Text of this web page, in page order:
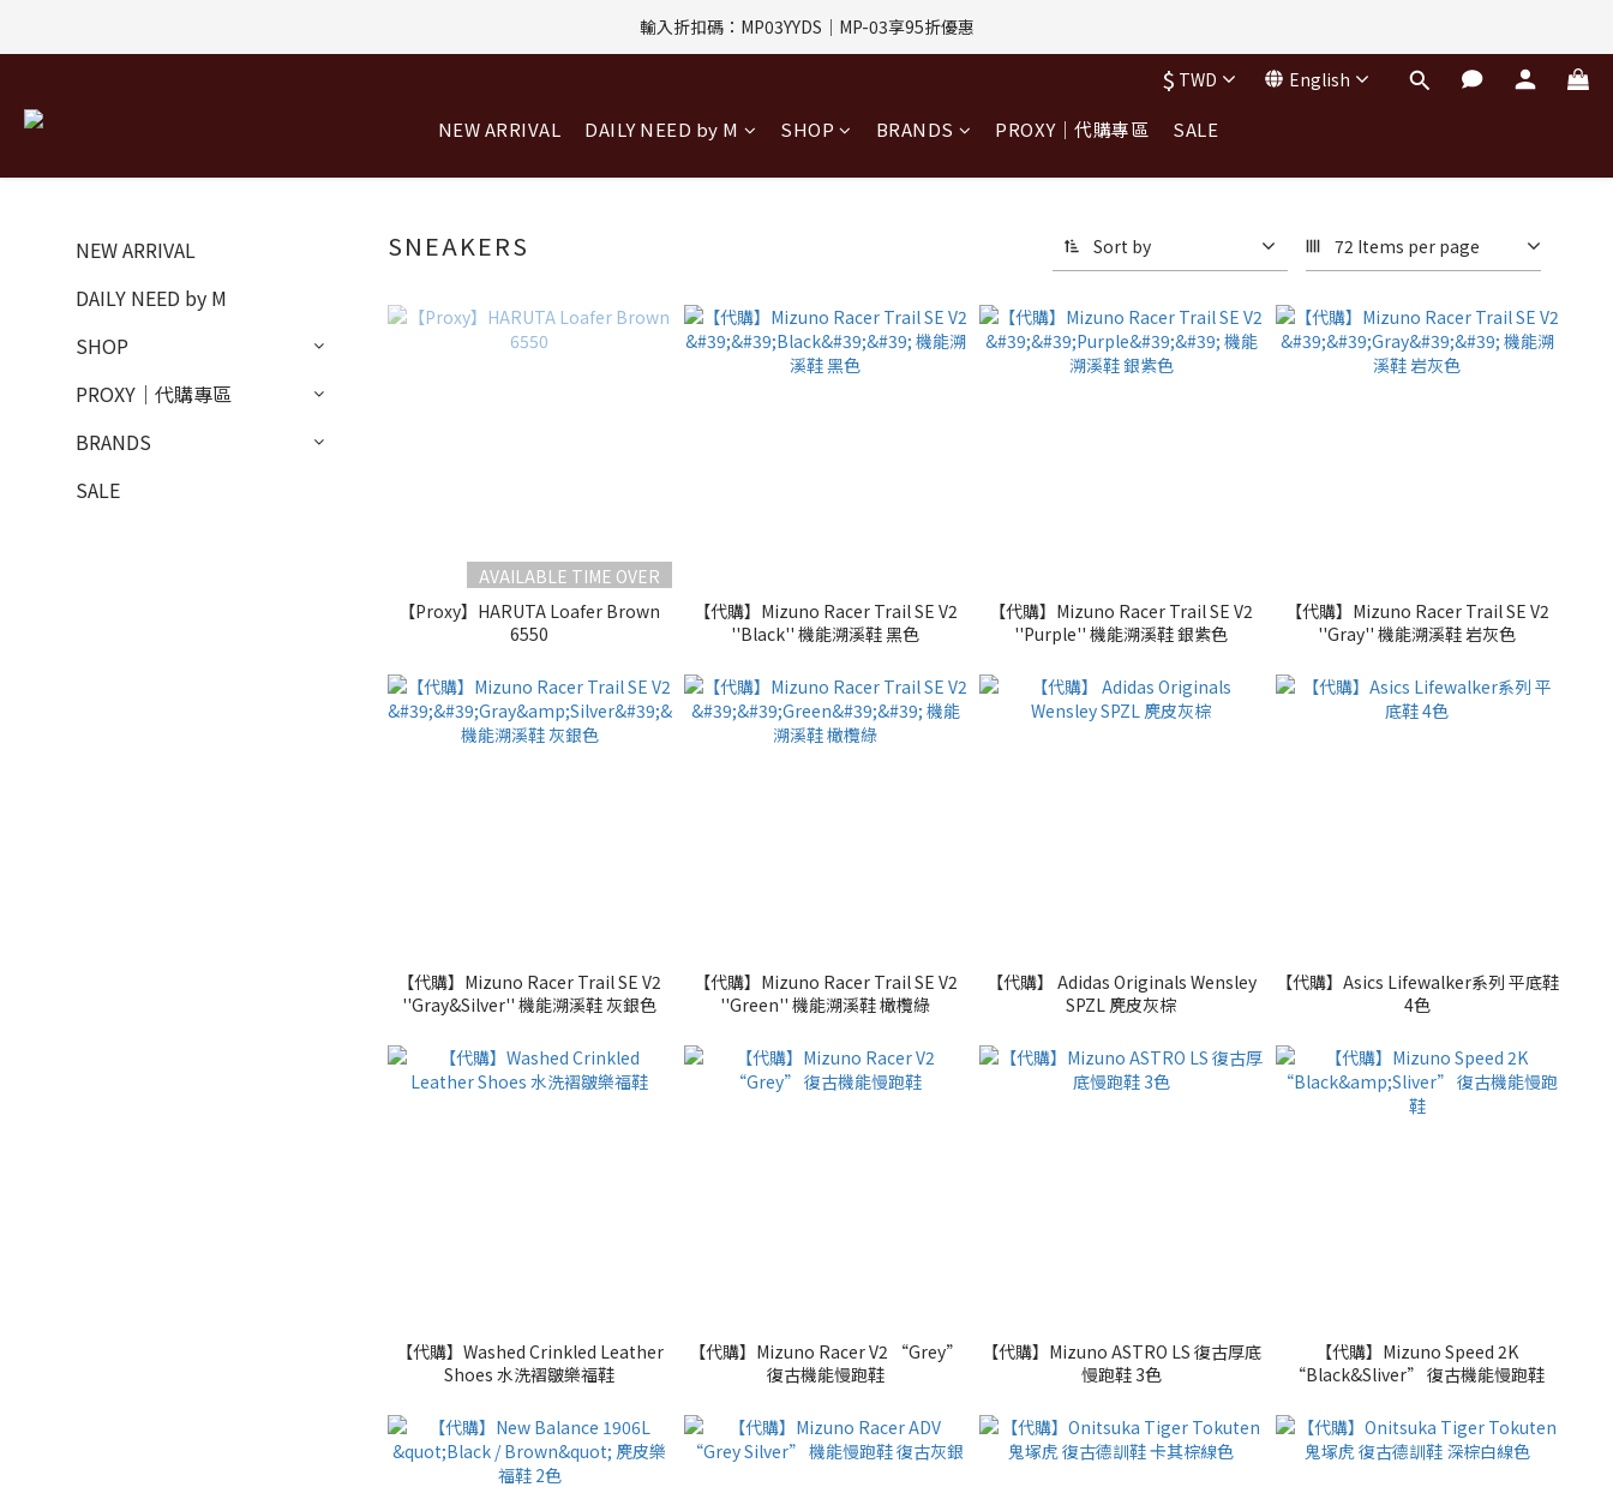
評價回饋｜訂單完成後7天內填寫5字以上評價，即可獲得$30購物金
輸入折扣碼：MP03YYDS｜MP-03享95折優惠
評價回饋｜訂單完成後7天內填寫5字以上評價，即可獲得$30購物金
$ TWD English
NEW ARRIVAL DAILY NEED by M SHOP BRANDS PROXY｜代購專區 SALE
NEW ARRIVAL
DAILY NEED by M
SHOP
PROXY｜代購專區
BRANDS
SALE
SNEAKERS Sort by 72 Items per page
AVAILABLE TIME OVER
【Proxy】HARUTA Loafer Brown
6550
【代購】Mizuno Racer Trail SE V2
''Black'' 機能溯溪鞋 黑色
【代購】Mizuno Racer Trail SE V2
''Purple'' 機能溯溪鞋 銀紫色
【代購】Mizuno Racer Trail SE V2
''Gray'' 機能溯溪鞋 岩灰色
【代購】Mizuno Racer Trail SE V2
''Gray&Silver'' 機能溯溪鞋 灰銀色
【代購】Mizuno Racer Trail SE V2
''Green'' 機能溯溪鞋 橄欖綠
【代購】 Adidas Originals Wensley
SPZL 麂皮灰棕
【代購】Asics Lifewalker系列 平底鞋
4色
【代購】Washed Crinkled Leather
Shoes 水洗褶皺樂福鞋
【代購】Mizuno Racer V2 “Grey”
復古機能慢跑鞋
【代購】Mizuno ASTRO LS 復古厚底
慢跑鞋 3色
【代購】Mizuno Speed 2K
“Black&Sliver” 復古機能慢跑鞋